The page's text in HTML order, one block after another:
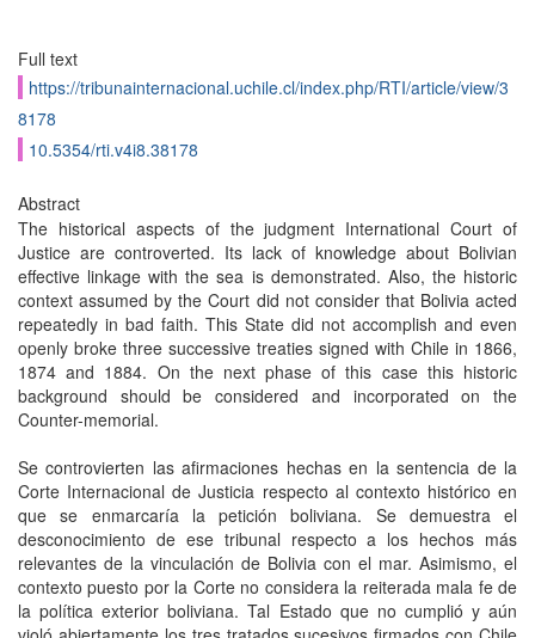
Full text
https://tribunainternacional.uchile.cl/index.php/RTI/article/view/3
8178
10.5354/rti.v4i8.38178
Abstract
The historical aspects of the judgment International Court of
Justice are controverted. Its lack of knowledge about Bolivian
effective linkage with the sea is demonstrated. Also, the historic
context assumed by the Court did not consider that Bolivia acted
repeatedly in bad faith. This State did not accomplish and even
openly broke three successive treaties signed with Chile in 1866,
1874 and 1884. On the next phase of this case this historic
background should be considered and incorporated on the
Counter-memorial.
Se controvierten las afirmaciones hechas en la sentencia de la
Corte Internacional de Justicia respecto al contexto histórico en
que se enmarcaría la petición boliviana. Se demuestra el
desconocimiento de ese tribunal respecto a los hechos más
relevantes de la vinculación de Bolivia con el mar. Asimismo, el
contexto puesto por la Corte no considera la reiterada mala fe de
la política exterior boliviana. Tal Estado que no cumplió y aún